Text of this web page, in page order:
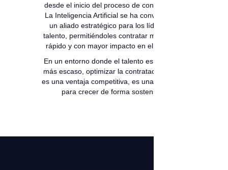
desde el inicio del proceso de contratación.
La Inteligencia Artificial se ha convertido en
un aliado estratégico para los líderes de
talento, permitiéndoles contratar mejor, más
rápido y con mayor impacto en el negocio.
En un entorno donde el talento es cada vez
más escaso, optimizar la contratación ya no
es una ventaja competitiva, es una condición
para crecer de forma sostenible.